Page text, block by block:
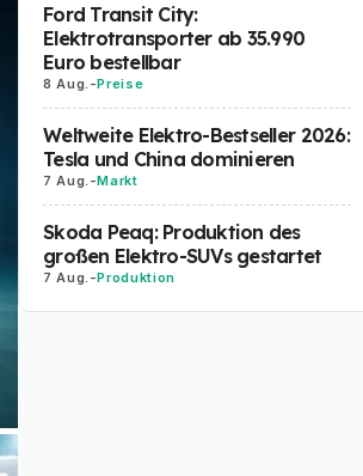
Ford Transit City:
Elektrotransporter ab 35.990
Euro bestellbar
8 Aug. -Preise
Weltweite Elektro-Bestseller 2026:
Tesla und China dominieren
7 Aug. -Markt
Skoda Peaq: Produktion des
großen Elektro-SUVs gestartet
7 Aug. -Produktion